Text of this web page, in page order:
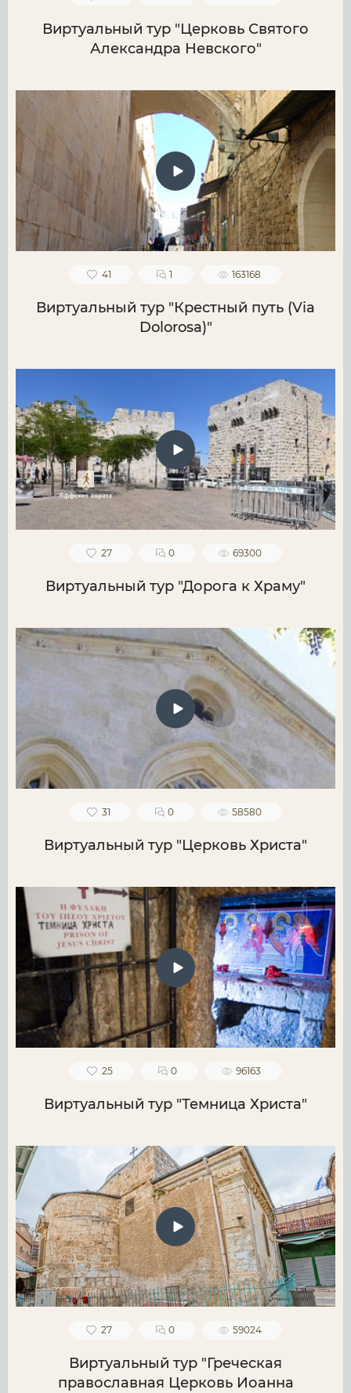
Виртуальный тур "Церковь Святого
Александра Невского"
41 1 163168
Виртуальный тур "Крестный путь (Via
Dolorosa)"
27 0 69300
Виртуальный тур "Дорога к Храму"
31 0 58580
Виртуальный тур "Церковь Христа"
25 0 96163
Виртуальный тур "Темница Христа"
27 0 59024
Виртуальный тур "Греческая
православная Церковь Иоанна